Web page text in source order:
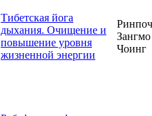
Тибетская йога
дыхания. Очищение и
повышение уровня
жизненной энергии
Чоинг